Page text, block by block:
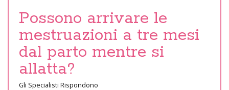
Possono arrivare le
mestruazioni a tre mesi
dal parto mentre si
allatta?
Gli Specialisti Rispondono